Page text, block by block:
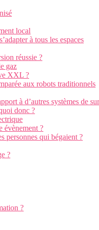
local
à tous les espaces
réussie ?
gaz
XXL ?
aux robots traditionnels
à d’autres systèmes de
donc ?
évènement ?
personnes qui bégaient ?
?
?